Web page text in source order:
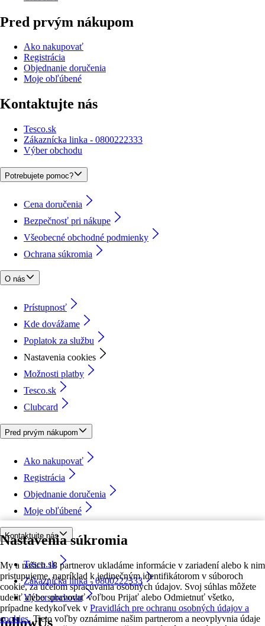
Nastavenia súkromia
My a našich 18 partnerov ukladáme informácie v zariadení alebo k nim
pristupujeme, napríklad k jedinečným identifikátorom v súboroch
cookie, za účelom spracúvania osobných údajov. Svoj súhlas môžete
udeliť alebo spravovať voľbou Prijať alebo Odmietnuť všetko,
prípadne kedykoľvek v Pravidlách pre ochranu osobných údajov a
cookies. Tieto voľby oznámime našim partnerom a neovplyvnia údaje
Pred prvým nákupom
Ako nakupovať
Registrácia
Objednanie doručenia
Moje obľúbené
Kontaktujte nás
Tesco.sk
Zákaznícka linka - 0800222333
Výber obchodu
Potrebujete pomoc?
Cena doručenia
Bezpečnosť pri nákupe
Všeobecné obchodné podmienky
Ochrana súkromia
O nás
Prístupnosť
Kde dovážame
Poplatok za službu
Nastavenia cookies
Možnosti platby
Tesco.sk
Clubcard
Pred prvým nákupom
Ako nakupovať
Registrácia
Objednanie doručenia
Moje obľúbené
Kontaktujte nás
Tesco.sk
Zákaznícka linka - 0800222333
Výber obchodu
followUs